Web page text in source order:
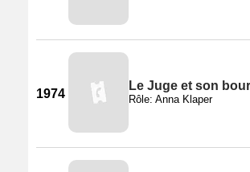
1974
Le Juge et son
Rôle: Anna Klaper